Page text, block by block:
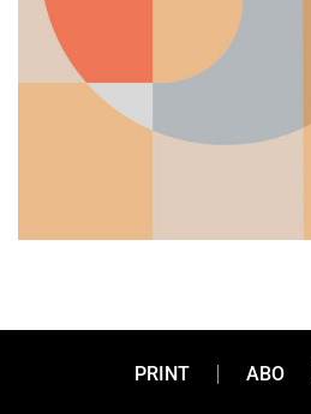
30 Jahre auf
PRINT ABO